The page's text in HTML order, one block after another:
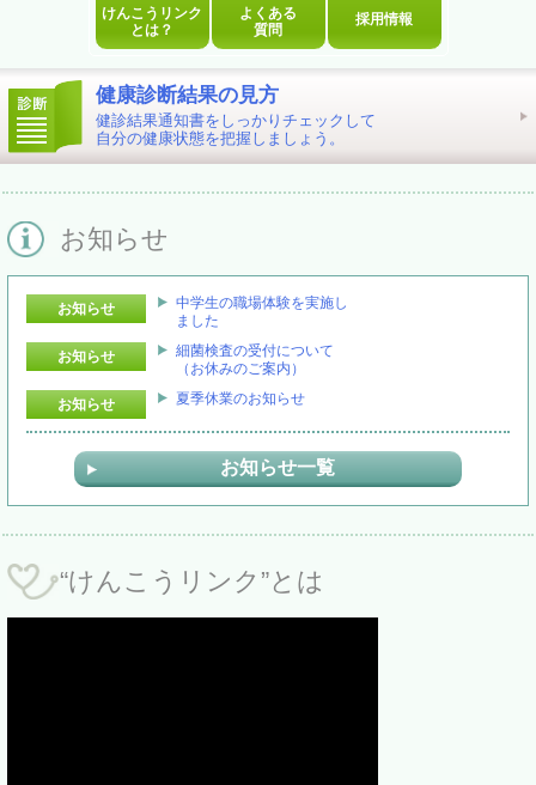
けんこうリンク
とは？
よくある
質問
採用情報
健康診断結果の見方
健診結果通知書をしっかりチェックして
自分の健康状態を把握しましょう。
お知らせ
お知らせ
中学生の職場体験を実施し
ました
お知らせ
細菌検査の受付について
（お休みのご案内）
お知らせ 夏季休業のお知らせ
お知らせ一覧
“けんこうリンク”とは